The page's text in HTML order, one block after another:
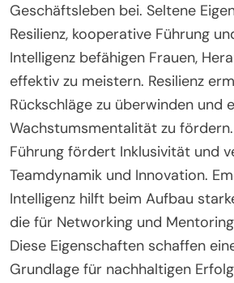
Geschäftsleben bei. Seltene
Resilienz, kooperative Führung
Intelligenz befähigen Frauen,
effektiv zu meistern. Resilienz
Rückschläge zu überwinden und
Wachstumsmentalität zu
Führung fördert Inklusivität und
Teamdynamik und Innovation.
Intelligenz hilft beim Aufbau
die für Networking und
Diese Eigenschaften schaffen
Grundlage für nachhaltigen